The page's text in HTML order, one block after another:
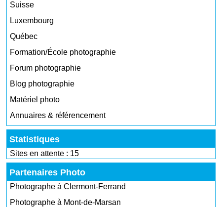
Suisse
Luxembourg
Québec
Formation/École photographie
Forum photographie
Blog photographie
Matériel photo
Annuaires & référencement
Statistiques
Sites en attente : 15
Partenaires Photo
Photographe à Clermont-Ferrand
Photographe à Mont-de-Marsan